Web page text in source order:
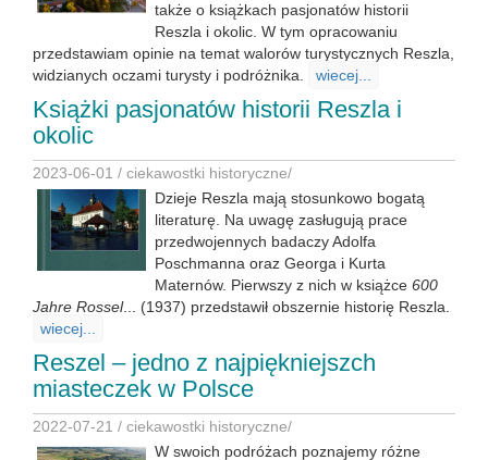
także o książkach pasjonatów historii
Reszla i okolic. W tym opracowaniu
przedstawiam opinie na temat walorów turystycznych Reszla,
widzianych oczami turysty i podróżnika.
wiecej...
Książki pasjonatów historii Reszla i
okolic
2023-06-01 / ciekawostki historyczne/
Dzieje Reszla mają stosunkowo bogatą
literaturę. Na uwagę zasługują prace
przedwojennych badaczy Adolfa
Poschmanna oraz Georga i Kurta
Maternów. Pierwszy z nich w książce 600
Jahre Rossel... (1937) przedstawił obszernie historię Reszla.
wiecej...
Reszel – jedno z najpiękniejszch
miasteczek w Polsce
2022-07-21 / ciekawostki historyczne/
W swoich podróżach poznajemy różne